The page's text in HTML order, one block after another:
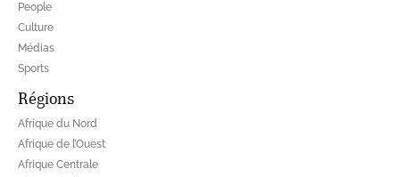
People
Culture
Médias
Sports
Régions
Afrique du Nord
Afrique de l’Ouest
Afrique Centrale